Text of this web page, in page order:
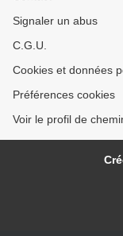
Signaler un abus
C.G.U.
Cookies et données
Préférences cookies
Voir le profil de